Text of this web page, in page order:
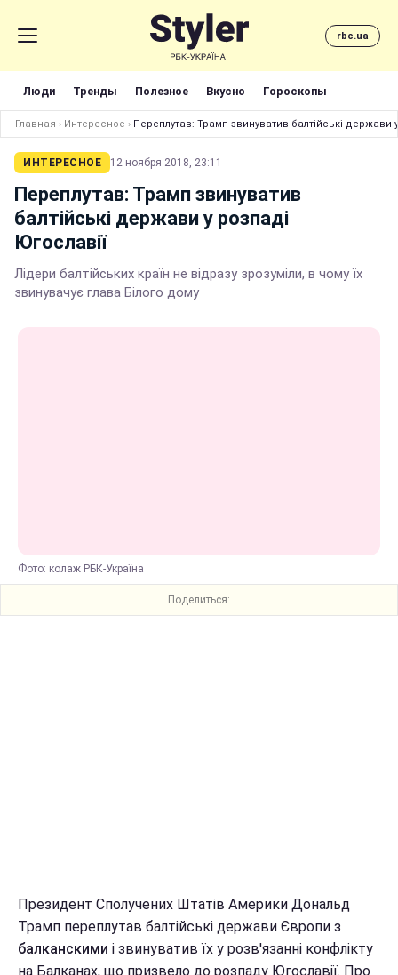
rbc.ua
Люди Тренды Полезное Вкусно Гороскопы
Главная › Интересное › Переплутав: Трамп звинуватив балтійські держави
ИНТЕРЕСНОЕ 12 ноября 2018, 23:11
Переплутав: Трамп звинуватив
балтійські держави у розпаді
Югославії
Лідери балтійських країн не відразу зрозуміли, в чому їх
звинувачує глава Білого дому
Фото: колаж РБК-Україна
Поделиться:
Президент Сполучених Штатів Америки Дональд
Трамп переплутав балтійські держави Європи з
балканскими і звинуватив їх у розв'язанні конфлікту
на Балканах, що призвело до розпаду Югославії. Про